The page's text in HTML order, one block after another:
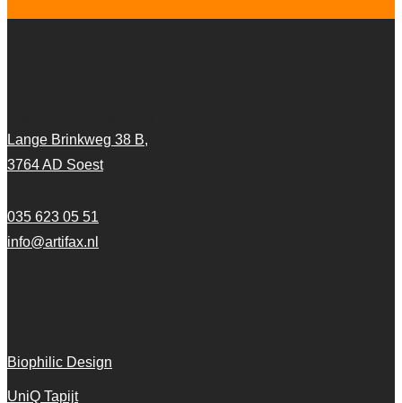
Lange Brinkweg 38 B,
3764 AD Soest
035 623 05 51
info@artifax.nl
Biophilic Design
UniQ Tapijt